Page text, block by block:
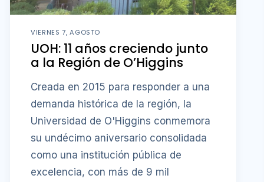
VIERNES 7, AGOSTO
UOH: 11 años creciendo junto
a la Región de O’Higgins
Creada en 2015 para responder a una
demanda histórica de la región, la
Universidad de O'Higgins conmemora
su undécimo aniversario consolidada
como una institución pública de
excelencia, con más de 9 mil